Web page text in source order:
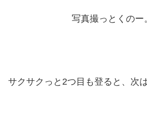
写真撮っとくのー
サクサクっと2つ目も登ると、次